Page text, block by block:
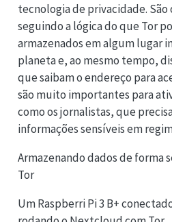
tecnologia de privacidade. São
seguindo a lógica do que Tor
armazenados em algum lugar
planeta e, ao mesmo tempo,
que saibam o endereço para
são muito importantes para
como os jornalistas, que
informações sensíveis em
Armazenando dados de forma
Tor
Um Raspberri Pi 3 B+